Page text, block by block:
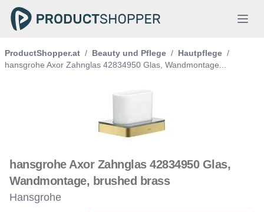
ProductShopper.at / Beauty und Pflege / Hautpflege /
hansgrohe Axor Zahnglas 42834950 Glas, Wandmontage...
hansgrohe Axor Zahnglas 42834950 Glas,
Wandmontage, brushed brass
Hansgrohe